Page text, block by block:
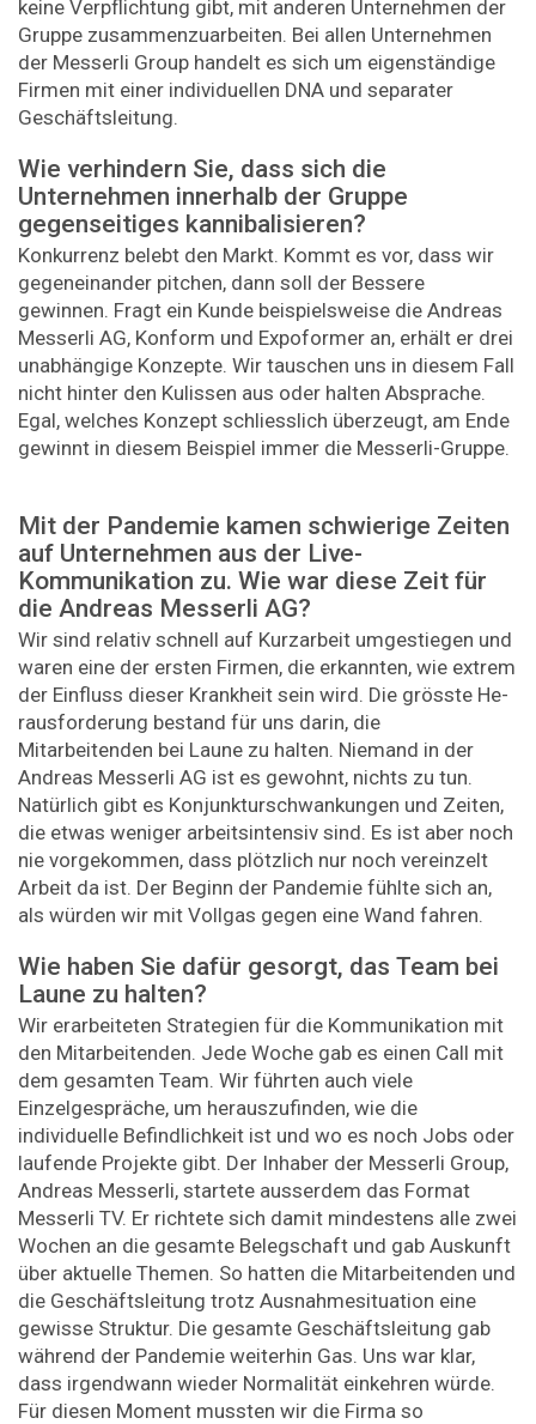
keine Verpflichtung gibt, mit anderen Unternehmen der
Gruppe zusammenzuarbeiten. Bei allen Unternehmen
der Messerli Group handelt es sich um eigenständige
Firmen mit einer individuellen DNA und separater
Geschäftsleitung.
Wie verhindern Sie, dass sich die
Unternehmen innerhalb der Gruppe
gegenseitiges kannibalisieren?
Konkurrenz belebt den Markt. Kommt es vor, dass wir
gegeneinander pitchen, dann soll der Bessere
gewinnen. Fragt ein Kunde beispielsweise die Andreas
Messerli AG, Konform und Expoformer an, erhält er drei
unabhängige Konzepte. Wir tauschen uns in diesem Fall
nicht hinter den Kulissen aus oder halten Absprache.
Egal, welches Konzept schliesslich überzeugt, am Ende
gewinnt in diesem Beispiel immer die Messerli-Gruppe.
Mit der Pandemie kamen schwierige Zeiten
auf Unternehmen aus der Live-
Kommunikation zu. Wie war diese Zeit für
die Andreas Messerli AG?
Wir sind relativ schnell auf Kurzarbeit umgestiegen und
waren eine der ersten Firmen, die erkannten, wie extrem
der Einfluss dieser Krankheit sein wird. Die grösste He­
rausforderung bestand für uns darin, die
Mitarbeitenden bei Laune zu halten. Niemand in der
Andreas Messerli AG ist es gewohnt, nichts zu tun.
Natürlich gibt es Konjunkturschwankungen und Zeiten,
die etwas weniger arbeitsintensiv sind. Es ist aber noch
nie vorgekommen, dass plötzlich nur noch vereinzelt
Arbeit da ist. Der Beginn der Pandemie fühlte sich an,
als würden wir mit Vollgas gegen eine Wand fahren.
Wie haben Sie dafür gesorgt, das Team bei
Laune zu halten?
Wir erarbeiteten Strategien für die Kommunikation mit
den Mitarbeitenden. Jede Woche gab es einen Call mit
dem gesamten Team. Wir führten auch viele
Einzelgespräche, um herauszufinden, wie die
individuelle Befindlichkeit ist und wo es noch Jobs oder
laufende Projekte gibt. Der Inhaber der Messerli Group,
Andreas Messerli, startete aus­serdem das Format
Messerli TV. Er richtete sich damit mindestens alle zwei
Wochen an die gesamte Belegschaft und gab Auskunft
über aktuelle Themen. So hatten die Mitarbeitenden und
die Geschäftsleitung trotz Ausnahmesituation eine
gewisse Struktur. Die gesamte Geschäftsleitung gab
während der Pandemie weiterhin Gas. Uns war klar,
dass irgendwann wieder Normalität einkehren würde.
Für diesen Moment mussten wir die Firma so